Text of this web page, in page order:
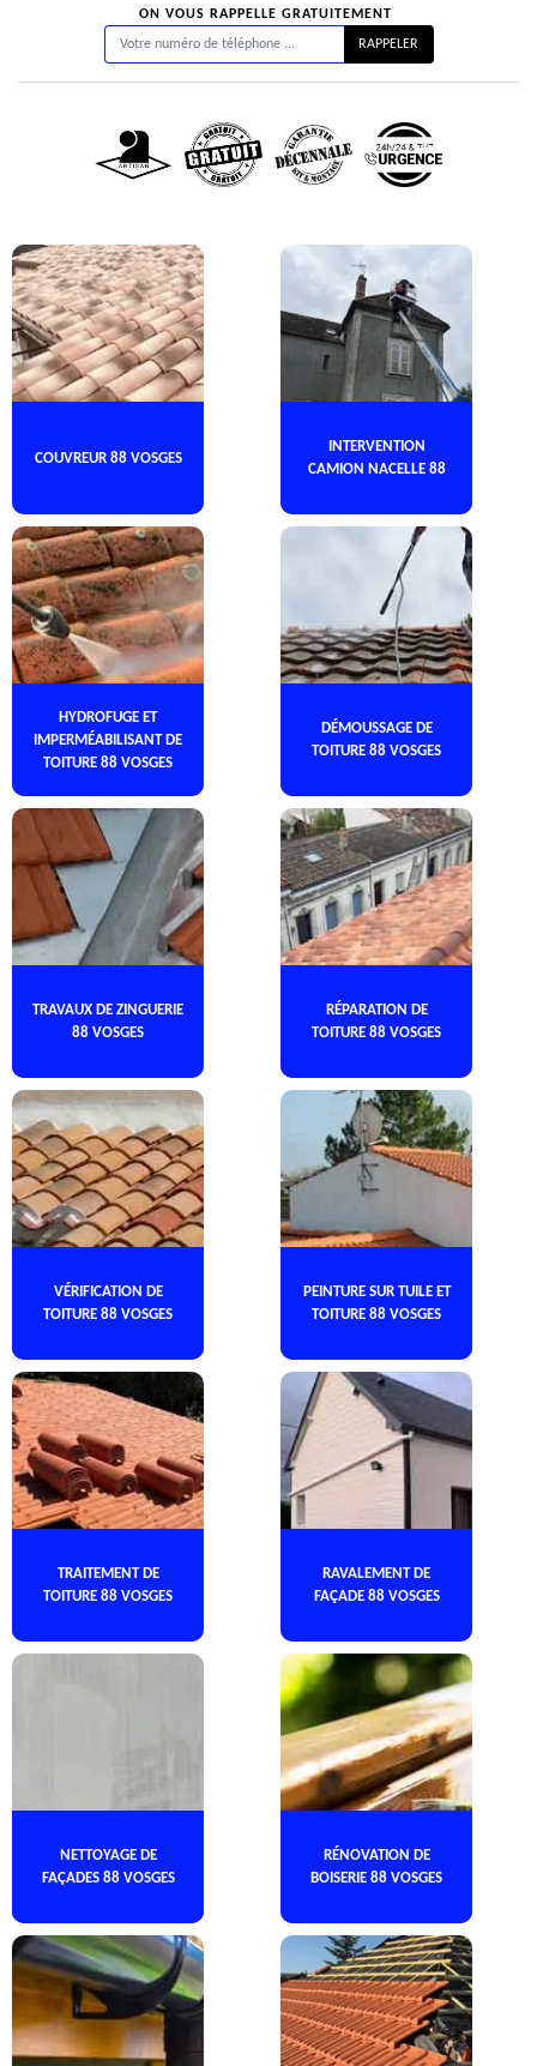
ON VOUS RAPPELLE GRATUITEMENT
COUVREUR 88 VOSGES
INTERVENTION
CAMION NACELLE 88
HYDROFUGE ET
IMPERMÉABILISANT DE
TOITURE 88 VOSGES
DÉMOUSSAGE DE
TOITURE 88 VOSGES
TRAVAUX DE ZINGUERIE
88 VOSGES
RÉPARATION DE
TOITURE 88 VOSGES
VÉRIFICATION DE
TOITURE 88 VOSGES
PEINTURE SUR TUILE ET
TOITURE 88 VOSGES
TRAITEMENT DE
TOITURE 88 VOSGES
RAVALEMENT DE
FAÇADE 88 VOSGES
NETTOYAGE DE
FAÇADES 88 VOSGES
RÉNOVATION DE
BOISERIE 88 VOSGES